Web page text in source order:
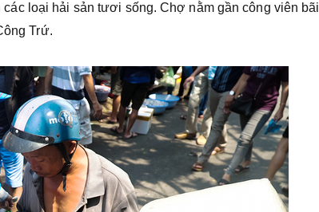
loại hải sản tươi sống. Chợ nằm gần công viên bãi
Trứ.